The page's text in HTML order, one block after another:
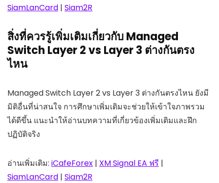
SiamLanCard | Siam2R
สิ่งที่ควรรู้เพิ่มเติมเกี่ยวกับ Managed
Switch Layer 2 vs Layer 3 ต่างกันตรง
ไหน
Managed Switch Layer 2 vs Layer 3 ต่างกันตรงไหน ยังมี
มิติอื่นที่น่าสนใจ การศึกษาเพิ่มเติมจะช่วยให้เข้าใจภาพรวม
ได้ดีขึ้น แนะนำให้อ่านบทความที่เกี่ยวข้องเพิ่มเติมและฝึก
ปฏิบัติจริง
อ่านเพิ่มเติม: iCafeForex | XM Signal EA ฟรี |
SiamLanCard | Siam2R